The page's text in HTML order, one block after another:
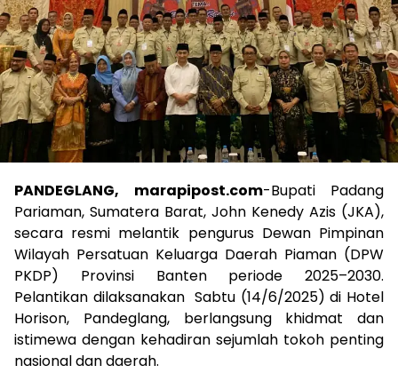
PANDEGLANG, marapipost.com-Bupati Padang
Pariaman, Sumatera Barat, John Kenedy Azis (JKA),
secara resmi melantik pengurus Dewan Pimpinan
Wilayah Persatuan Keluarga Daerah Piaman (DPW
PKDP) Provinsi Banten periode 2025–2030.
Pelantikan dilaksanakan Sabtu (14/6/2025) di Hotel
Horison, Pandeglang, berlangsung khidmat dan
istimewa dengan kehadiran sejumlah tokoh penting
nasional dan daerah.